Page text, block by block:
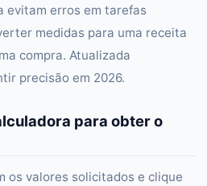
evitam erros em tarefas
medidas para uma receita
compra. Atualizada
precisão em 2026.
para obter o
os valores solicitados e clique